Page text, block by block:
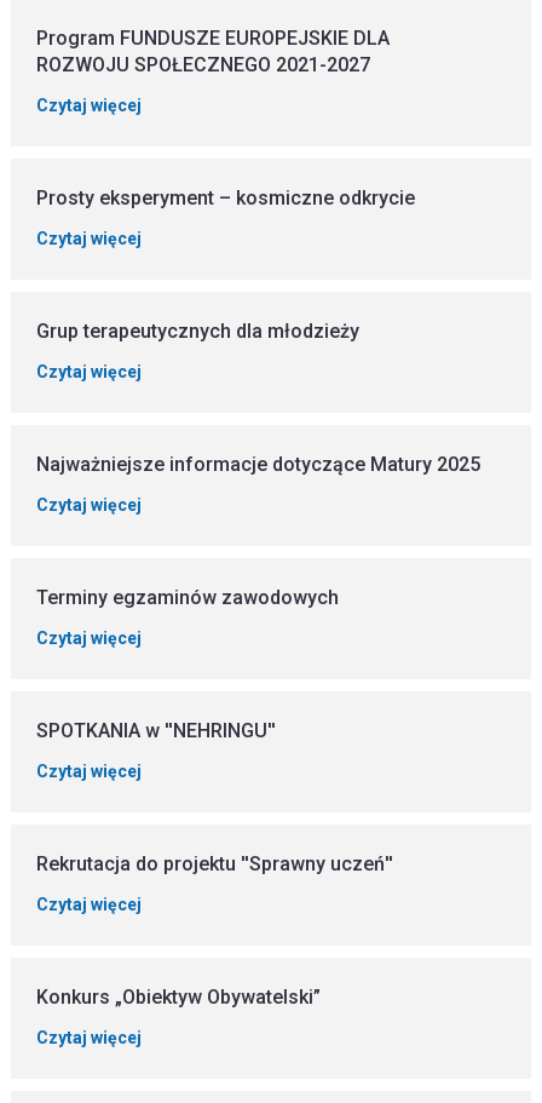
Program FUNDUSZE EUROPEJSKIE DLA
ROZWOJU SPOŁECZNEGO 2021-2027
Czytaj więcej
Prosty eksperyment – kosmiczne odkrycie
Czytaj więcej
Grup terapeutycznych dla młodzieży
Czytaj więcej
Najważniejsze informacje dotyczące Matury 2025
Czytaj więcej
Terminy egzaminów zawodowych
Czytaj więcej
SPOTKANIA w ''NEHRINGU''
Czytaj więcej
Rekrutacja do projektu ''Sprawny uczeń''
Czytaj więcej
Konkurs „Obiektyw Obywatelski”
Czytaj więcej